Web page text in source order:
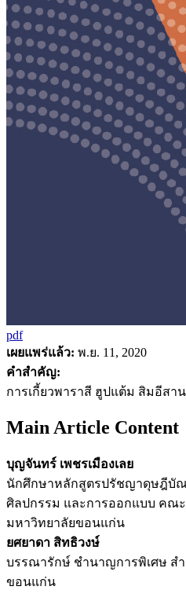
pdf
เผยแพร่แล้ว: พ.ย. 11, 2020
คำสำคัญ:
การเกี้ยวพาราสี ฮูปแต้ม สิมอีสาน
Main Article Content
บุญจันทร์ เพชรเมืองเลย
นักศึกษาหลักสูตรปรัชญาดุษฎีบั
ศิลปกรรม และการออกแบบ คณ
มหาวิทยาลัยขอนแก่น
ยศยาดา สิทธิวงษ์
บรรณารักษ์ ชำนาญการพิเศษ ส
ขอนแก่น